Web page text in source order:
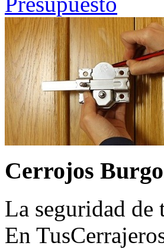
Cerrojos
La seguridad de
En